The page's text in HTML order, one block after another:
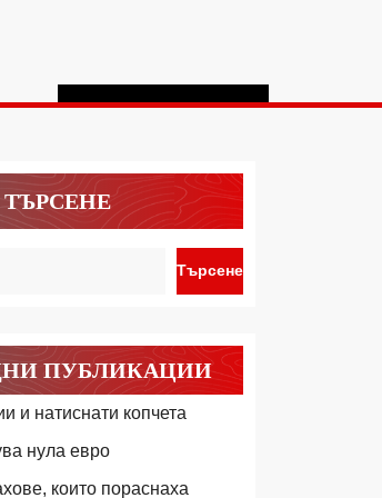
ТЪРСЕНЕ
Търсене
ПУБЛИКАЦИИ
и натиснати копчета
нула евро
които пораснаха